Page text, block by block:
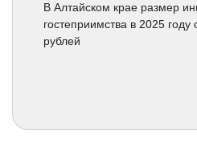
В Алтайском крае размер
гостеприимства в 2025
рублей